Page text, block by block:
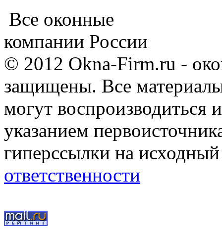
Все оконные
компании России
© 2012 Okna-Firm.ru -
защищены. Все
могут воспроизводиться
указанием
гиперссылки на
ответственности